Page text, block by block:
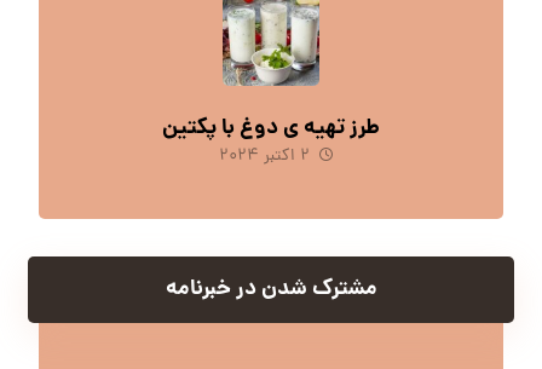
طرز تهیه ی دوغ با پکتین
۲ اکتبر ۲۰۲۴
مشترک شدن در خبرنامه